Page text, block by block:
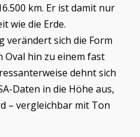
km. Er ist damit nur
wie die Erde.
verändert sich die Form
hin zu einem fast
dehnt sich
Daten in die Höhe aus,
– vergleichbar mit Ton